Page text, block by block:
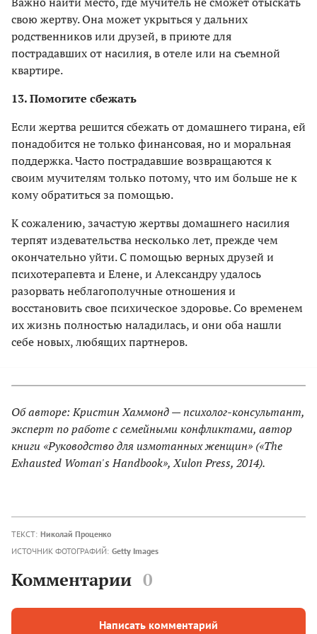
свою жертву. Она может укрыться у дальних
родственников или друзей, в приюте для
пострадавших от насилия, в отеле или на съемной
квартире.
13. Помогите сбежать
Если жертва решится сбежать от домашнего тирана, ей
понадобится не только финансовая, но и моральная
поддержка. Часто пострадавшие возвращаются к
своим мучителям только потому, что им больше не к
кому обратиться за помощью.
К сожалению, зачастую жертвы домашнего насилия
терпят издевательства несколько лет, прежде чем
окончательно уйти. С помощью верных друзей и
психотерапевта и Елене, и Александру удалось
разорвать неблагополучные отношения и
восстановить свое психическое здоровье. Со временем
их жизнь полностью наладилась, и они оба нашли
себе новых, любящих партнеров.
Об авторе: Кристин Хаммонд — психолог-консультант,
эксперт по работе с семейными конфликтами, автор
книги «Руководство для измотанных женщин» («The
Exhausted Woman's Handbook», Xulon Press, 2014).
ТЕКСТ: Николай Проценко
ИСТОЧНИК ФОТОГРАФИЙ: Getty Images
Комментарии 0
Написать комментарий